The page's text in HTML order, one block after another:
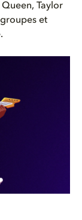
Queen, Taylor
et